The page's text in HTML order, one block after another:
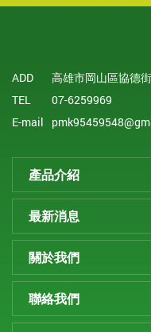
ADD
高雄市岡山區協德
TEL
07-6259969
E-mail
產品介紹
最新消息
關於我們
聯絡我們